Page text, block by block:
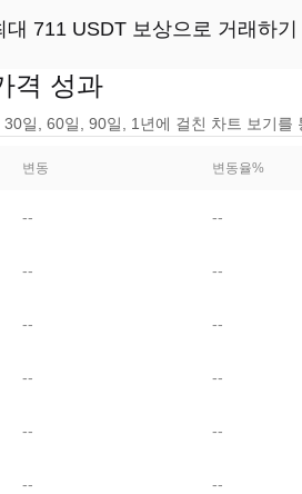
대 711 USDT 보상으로 거래하기
격 성과
일, 60일, 90일, 1년에 걸친 차트 보기를
변동 변동율%
-- --
-- --
-- --
-- --
-- --
-- --